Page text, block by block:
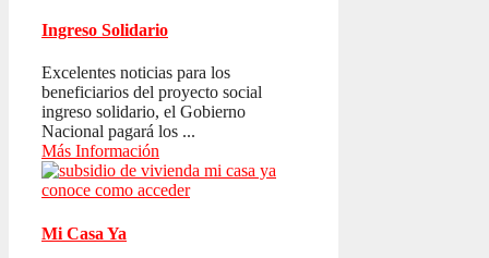
Ingreso Solidario
Excelentes noticias para los
beneficiarios del proyecto social
ingreso solidario, el Gobierno
Nacional pagará los ...
Más Información
Mi Casa Ya